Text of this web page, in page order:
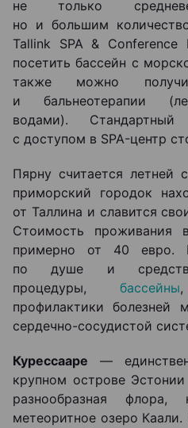
не только
но и большим
Tallink SPA &
посетить бассейн с
также можно
и бальнеотерапии
водами).
с доступом в SPA-центр
Пярну считается летней
приморский городок
от Таллина и славится
Стоимость проживания
примерно от 40 евро.
по душе и
процедуры, бассейны
профилактики болезней
сердечно-сосудистой
Курессааре —
крупном острове
разнообразная флора,
метеоритное озеро